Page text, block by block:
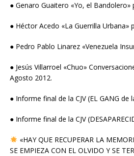
● Genaro Guaitero «Yo, el Bandolero»
● Héctor Acedo «La Guerrilla Urbana»
● Pedro Pablo Linarez «Venezuela
● Jesús Villarroel «Chuo»
Agosto 2012.
● Informe final de la CJV (EL GANG de
● Informe final de la CJV
«HAY QUE RECUPERAR LA
SE EMPIEZA CON EL OLVIDO Y SE